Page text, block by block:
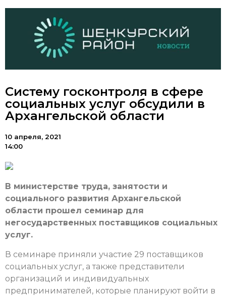
Систему госконтроля в сфере
социальных услуг обсудили в
Архангельской области
10 апреля, 2021
14:00
В министерстве труда, занятости и
социального развития Архангельской
области прошел семинар для
негосударственных поставщиков социальных
услуг.
В семинаре приняли участие 29 поставщиков
социальных услуг, а также представители
организаций и индивидуальных
предпринимателей, которые планируют войти в